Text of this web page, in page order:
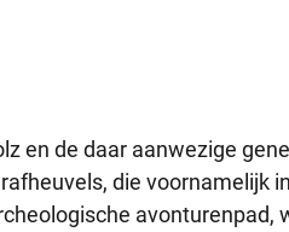
en de daar aanwezige
die voornamelijk
avonturenpad,